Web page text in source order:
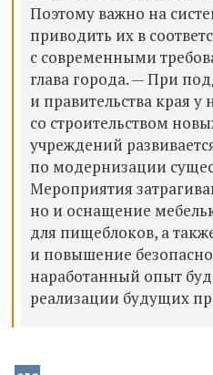
Поэтому важно на
приводить их в
с современными
глава города. — При
и правительства края у
со строительством
учреждений
по модернизации
Мероприятия
но и оснащение
для пищеблоков, а
и повышение
наработанный опыт
реализации будущих